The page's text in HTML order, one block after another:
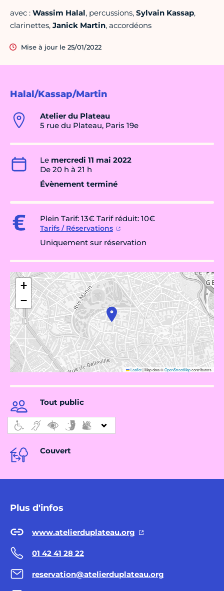
Halal/Kassap/Martin
Atelier du Plateau
5 rue du Plateau, Paris 19e
Le mercredi 11 mai 2022
De 20 h à 21 h
Évènement terminé
Plein Tarif: 13€ Tarif réduit: 10€
Tarifs / Réservations
Uniquement sur réservation
+
−
Leaflet|Map data ©OpenStreetMapcontributors
Tout public
Couvert
Plus d'infos
www.atelierduplateau.org
01 42 41 28 22
reservation@atelierduplateau.org
avec : Wassim Halal, percussions, Sylvain Kassap,
clarinettes, Janick Martin, accordéons
Mise à jour le 25/01/2022